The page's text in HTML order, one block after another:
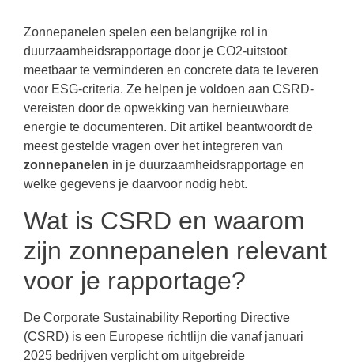
Zonnepanelen spelen een belangrijke rol in
duurzaamheidsrapportage door je CO2-uitstoot
meetbaar te verminderen en concrete data te leveren
voor ESG-criteria. Ze helpen je voldoen aan CSRD-
vereisten door de opwekking van hernieuwbare
energie te documenteren. Dit artikel beantwoordt de
meest gestelde vragen over het integreren van
zonnepanelen in je duurzaamheidsrapportage en
welke gegevens je daarvoor nodig hebt.
Wat is CSRD en waarom
zijn zonnepanelen relevant
voor je rapportage?
De Corporate Sustainability Reporting Directive
(CSRD) is een Europese richtlijn die vanaf januari
2025 bedrijven verplicht om uitgebreide